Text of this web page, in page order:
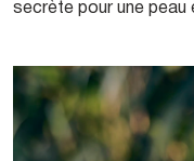
secrète pour une peau